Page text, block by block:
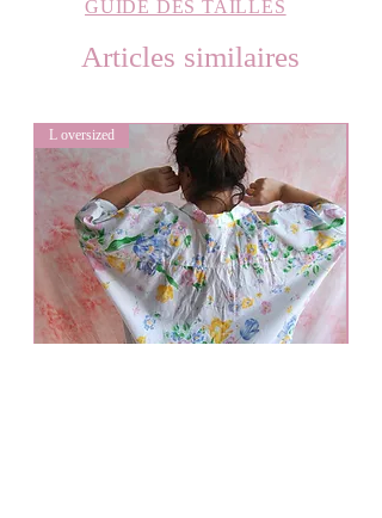
GUIDE DES TAILLES
Articles similaires
L oversized